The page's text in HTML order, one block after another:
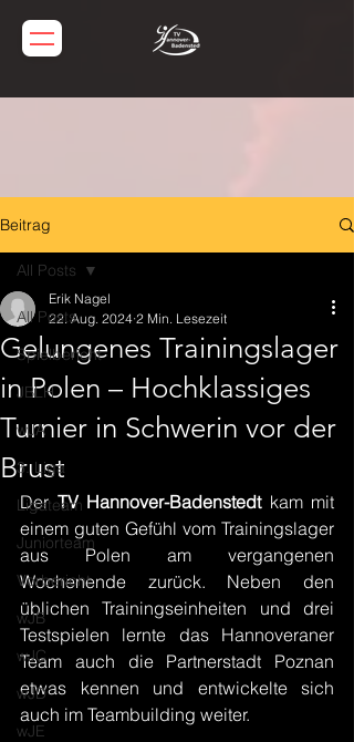
Beitrag
All Posts
Spielbericht
JBLH
wJA
3. Liga
Ligateam
Juniorteam
Vorbericht
wJB
wJC
wJD
wJE
All Posts
Gelungenes Trainingslager
in Polen – Hochklassiges
Turnier in Schwerin vor der
Brust
Erik Nagel
22. Aug. 2024 2 Min. Lesezeit
Der TV Hannover-Badenstedt kam mit
einem guten Gefühl vom Trainingslager
aus Polen am vergangenen
Wochenende zurück. Neben den
üblichen Trainingseinheiten und drei
Testspielen lernte das Hannoveraner
Team auch die Partnerstadt Poznan
etwas kennen und entwickelte sich
auch im Teambuilding weiter.